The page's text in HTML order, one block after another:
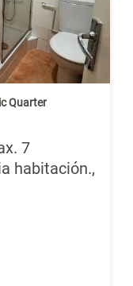
Quarter
7
habitación.,